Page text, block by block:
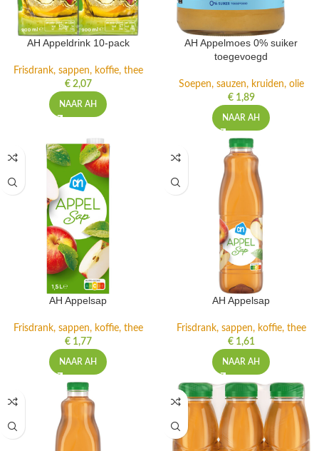
AH Appeldrink 10-pack
Frisdrank, sappen, koffie, thee
€2,07
NAAR AH
AH Appelmoes 0% suiker
toegevoegd
Soepen, sauzen, kruiden, olie
€1,89
NAAR AH
AH Appelsap
Frisdrank, sappen, koffie, thee
€1,77
NAAR AH
AH Appelsap
Frisdrank, sappen, koffie, thee
€1,61
NAAR AH